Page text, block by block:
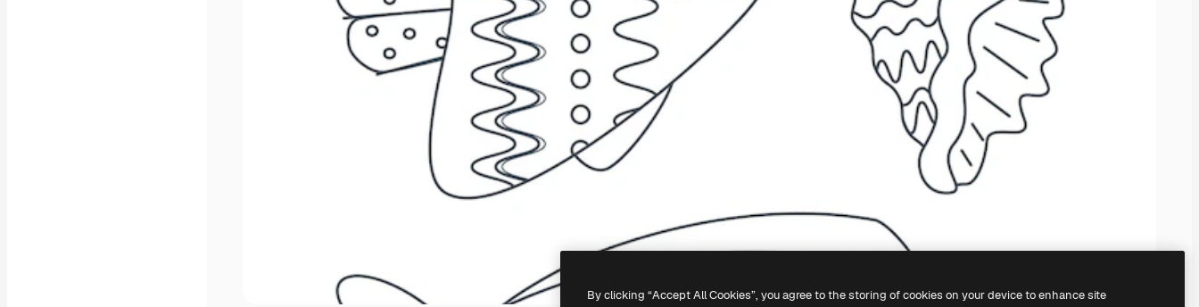
By clicking “Accept All Cookies”, you agree to the storing of cookies on your device to enhance site